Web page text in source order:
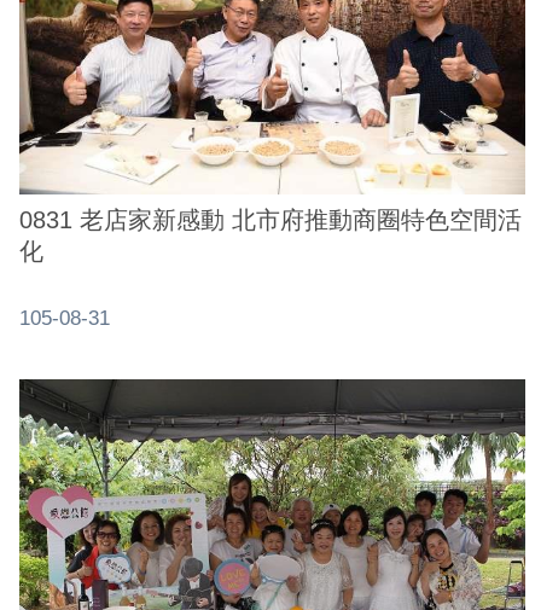
0831 老店家新感動 北市府推動商圈特色空間活
化
105-08-31